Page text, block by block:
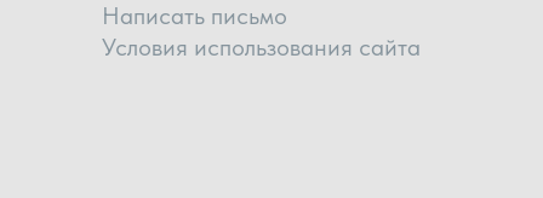
Написать письмо
Условия использования сайта